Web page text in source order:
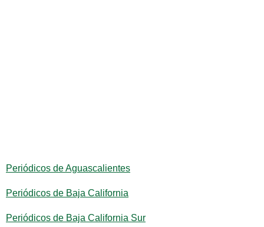
Periódicos de Aguascalientes
Periódicos de Baja California
Periódicos de Baja California Sur